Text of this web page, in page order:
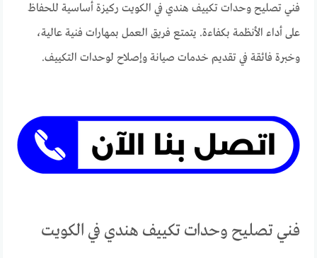
فني تصليح وحدات تكييف هندي في الكويت ركيزة أساسية للحفاظ
على أداء الأنظمة بكفاءة. يتمتع فريق العمل بمهارات فنية عالية،
وخبرة فائقة في تقديم خدمات صيانة وإصلاح لوحدات التكييف.
فني تصليح وحدات تكييف هندي في الكويت